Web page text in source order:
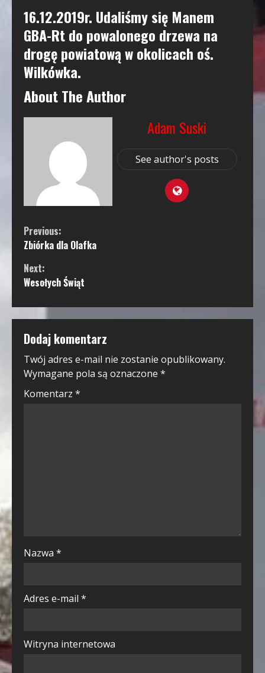
16.12.2019r. Udaliśmy się Manem
GBA-Rt do powalonego drzewa na
drogę powiatową w okolicach oś.
Wilkówka.
About The Author
Adam Suski
See author's posts
Continue
Reading
Previous:
Zbiórka dla Olafka
Next:
Wesołych Świąt
Dodaj komentarz
Twój adres e-mail nie zostanie opublikowany.
Wymagane pola są oznaczone *
Komentarz *
Nazwa *
Adres e-mail *
Witryna internetowa